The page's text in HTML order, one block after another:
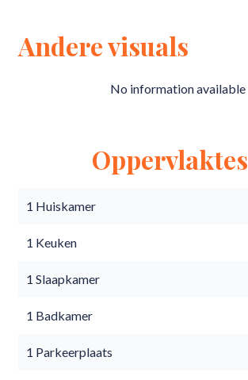
Andere visuals
No information available
Oppervlaktes
1 Huiskamer
1 Keuken
1 Slaapkamer
1 Badkamer
1 Parkeerplaats